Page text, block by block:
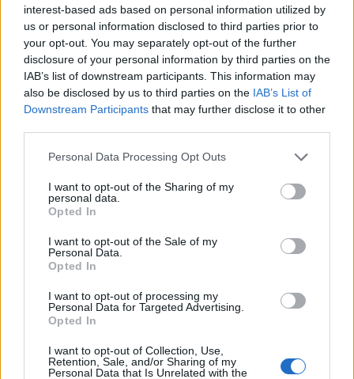
interest-based ads based on personal information utilized by
us or personal information disclosed to third parties prior to
your opt-out. You may separately opt-out of the further
disclosure of your personal information by third parties on the
IAB’s list of downstream participants. This information may
also be disclosed by us to third parties on the IAB’s List of
Downstream Participants that may further disclose it to other
Personal Data Processing Opt Outs
I want to opt-out of the Sharing of my
personal data.
Opted In
I want to opt-out of the Sale of my
Personal Data.
Opted In
I want to opt-out of processing my
Personal Data for Targeted Advertising.
Opted In
I want to opt-out of Collection, Use,
Retention, Sale, and/or Sharing of my
Personal Data that Is Unrelated with the
Καληφώνη - Μάστορας: Μαζί στην
Πάρο, χωριστά στα social - Οι νέες
αναρτήσεις
SHOWBIZ
ψυχοθεραπείας, τα πρωτοσέλιδα και
ο «τέλειος» γάμος
GOSSIP SPECIALS
Σας μοιάζει η Σμαράγδα Καρύδη για
57 ετών; Και όμως! Τόσα κεράκια θα
έχει η τούρτα της σήμερα!
Τραγωδία στην Πάρο: Ο μπάρμαν του beach bar
βούτηξε για να σώσει τον 4χρονο που πνίγηκε στην
πισίνα